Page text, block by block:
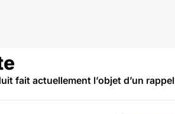
fait actuellement l’objet d’un rappel